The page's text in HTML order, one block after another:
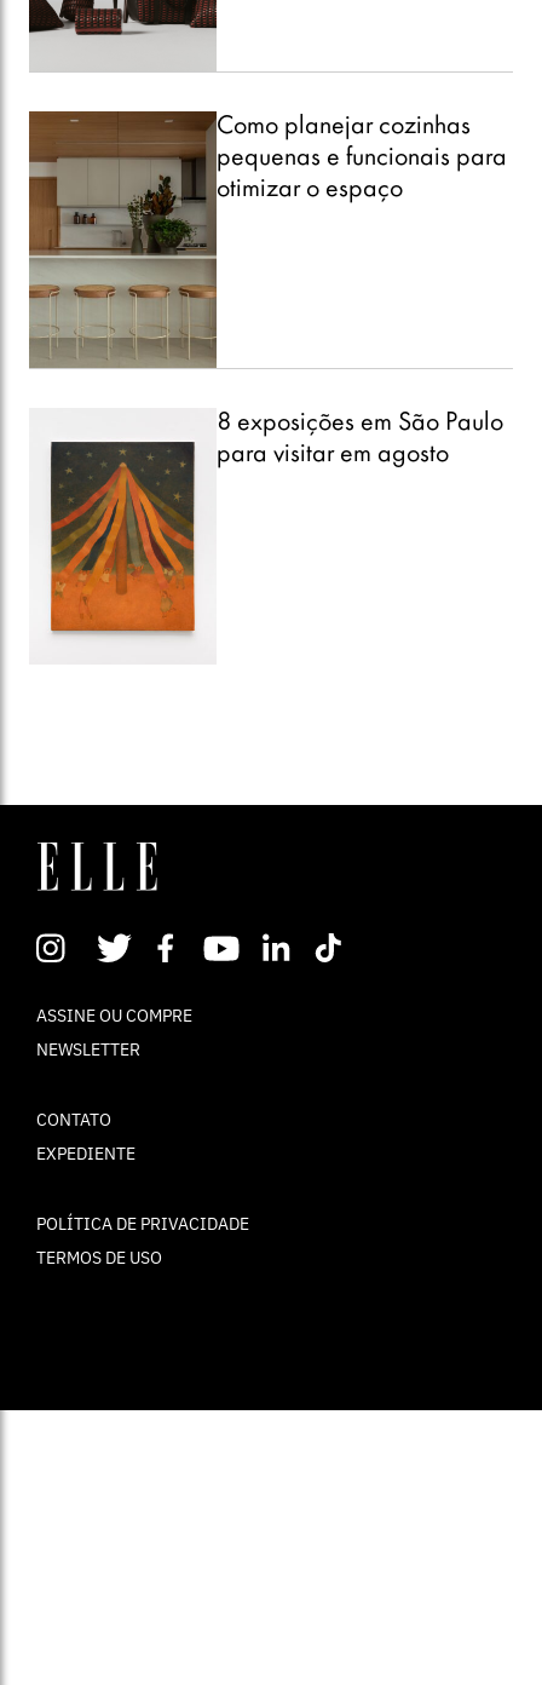
Como planejar cozinhas
pequenas e funcionais para
otimizar o espaço
8 exposições em São Paulo
para visitar em agosto
ASSINE OU COMPRE
NEWSLETTER
CONTATO
EXPEDIENTE
POLÍTICA DE PRIVACIDADE
TERMOS DE USO